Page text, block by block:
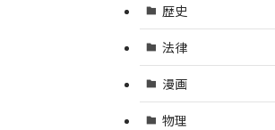
歴史
法律
漫画
物理